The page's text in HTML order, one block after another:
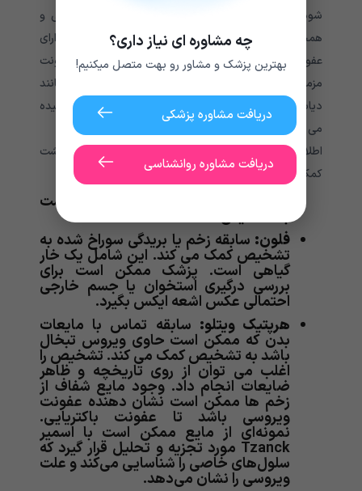
شود. شرح حال هدایت شده به شناسایی علت احتمالی و
همچنین تشخیص صحیح کمک می کند. افرادی که دارای
عفونت موضعی انگشت هستند، متفاوت از افرادی که عفونت
مزمن یا شدید دارند، درمان می شوند. وجود مشکلاتی مانند
دیابت یا اختلالات عروق خونی بازوها و پاها عفونت را پیچیده
می کند و ممکن است درجه درمان را تغییر دهد.
اطلاعات خاص ممکن است به تشخیص نوع عفونت انگشت
کمک کند:
سابقه جویدن ناخن ممکن است
به تشخیص کمک کند.
فلون: سابقه زخم یا بریدگی سوراخ شده به
تشخیص کمک می کند. این شامل یک خار
گیاهی است. پزشک ممکن است برای
بررسی درگیری استخوان یا جسم خارجی
احتمالی عکس اشعه ایکس بگیرد.
هرپتیک ویتلو: سابقه تماس با مایعات
بدن که ممکن است حاوی ویروس تبخال
باشد به تشخیص کمک می کند. تشخیص را
اغلب می توان از روی تاریخچه و ظاهر
ضایعات انجام داد. وجود مایع شفاف از
زخم ها ممکن است نشان دهنده عفونت
ویروسی باشد تا عفونت باکتریایی.
نمونه‌ای از مایع ممکن است با اسمیر
Tzanck مورد تجزیه و تحلیل قرار گیرد که
سلول‌های خاصی را شناسایی می‌کند و علت
ویروسی را نشان می‌دهد.
چه مشاوره ای نیاز داری؟
بهترین پزشک و مشاور رو بهت متصل میکنیم!
دریافت مشاوره پزشکی
دریافت مشاوره روانشناسی